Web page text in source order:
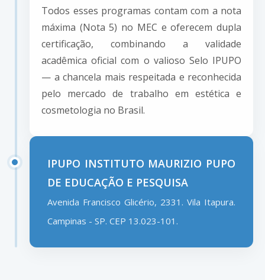
Todos esses programas contam com a nota
máxima (Nota 5) no MEC e oferecem dupla
certificação, combinando a validade
acadêmica oficial com o valioso Selo IPUPO
— a chancela mais respeitada e reconhecida
pelo mercado de trabalho em estética e
cosmetologia no Brasil.
IPUPO INSTITUTO MAURIZIO PUPO
DE EDUCAÇÃO E PESQUISA
Avenida Francisco Glicério, 2331. Vila Itapura.
Campinas - SP. CEP 13.023-101.